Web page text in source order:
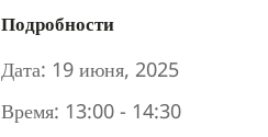
Подробности
Дата: 19 июня, 2025
Время: 13:00 - 14:30